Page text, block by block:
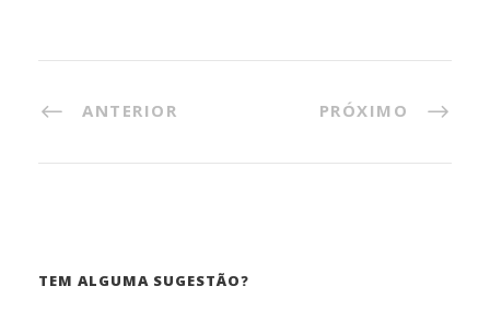
ANTERIOR PRÓXIMO
TEM ALGUMA SUGESTÃO?